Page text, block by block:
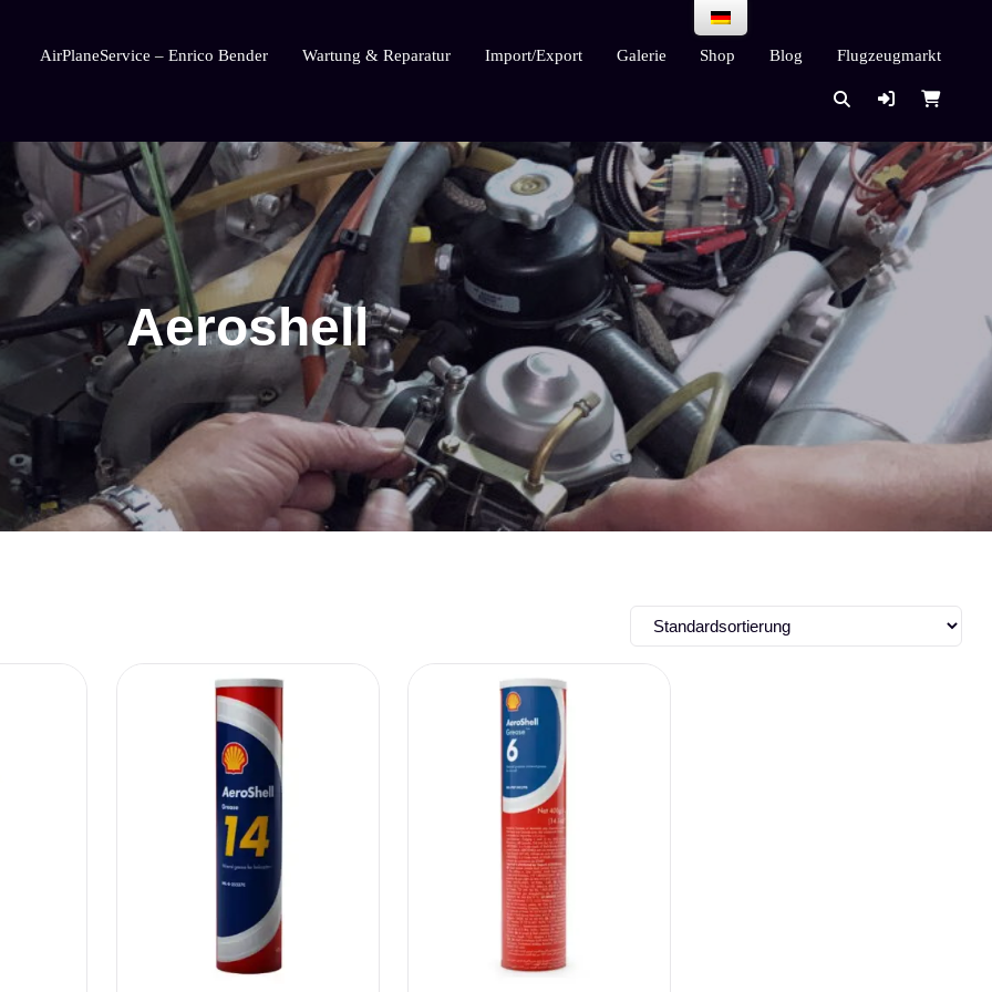
AirPlaneService – Enrico Bender Wartung & Reparatur Import/Export Galerie Shop Blog Flugzeugmarkt
Aeroshell